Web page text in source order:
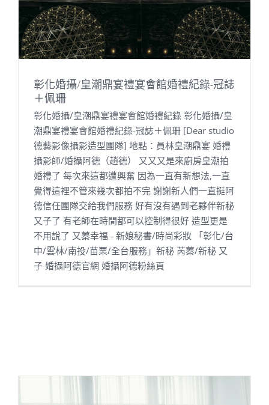
彰化婚攝/皇潮鼎宴禮宴會館婚禮紀錄-冠誌
＋佩珊
彰化婚攝/皇潮鼎宴禮宴會館婚禮紀錄 彰化婚攝/皇
潮鼎宴禮宴會館婚禮紀錄-冠誌＋佩珊 [Dear studio
德藝影像攝影造型團隊] 地點：員林皇潮鼎宴 婚禮
攝影師/婚攝阿德（趙德） 又又又是來廚房皇潮拍
婚禮了 每次來這都遭興奮 因為一直有新想法,一直
覺得這裡不管來幾次都拍不完 謝謝新人們一直挺阿
德信任團隊交給我們服務 好有沒有遇到老夥伴新秘
又子了 有老師在時間都可以控制得很好 造型更是
不用說了 又蓁幸福 - 新娘秘書/時尚彩妝 「彰化/台
中/雲林/南投/苗栗/全台服務」新秘 芮蓁/新秘 又
子 婚攝阿德官網 婚攝阿德粉絲頁